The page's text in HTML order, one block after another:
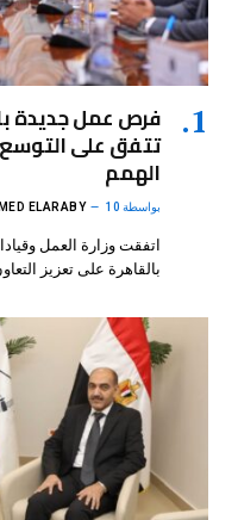
فرص عمل جديدة
تتفق على
الهمم
بواسطة ELARABY 10 أغسطس، 2026
اتفقت وزارة العمل
بالقاهرة على تعزيز